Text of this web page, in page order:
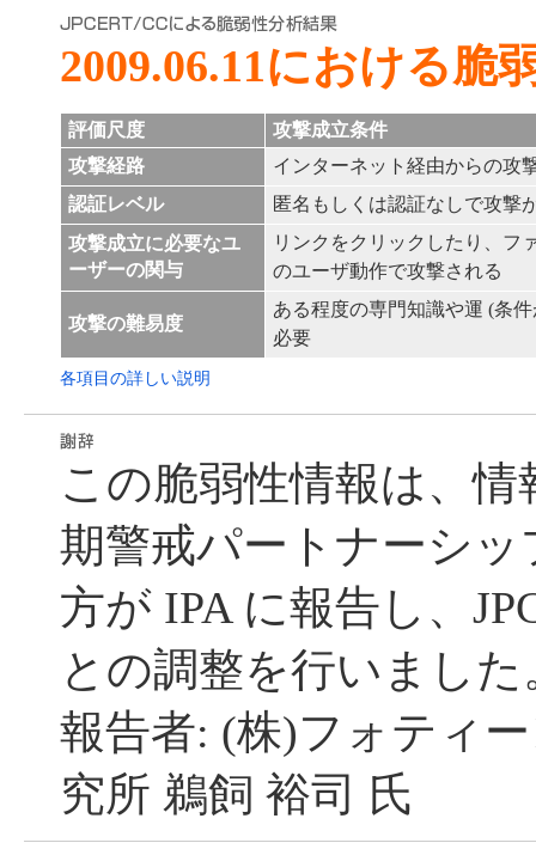
2009.06.11における脆
評価尺度
攻撃成立条件
攻撃経路
インターネット経由からの攻
認証レベル
匿名もしくは認証なしで攻撃
攻撃成立に必要なユ
ーザーの関与
リンクをクリックしたり、フ
のユーザ動作で攻撃される
攻撃の難易度
ある程度の専門知識や運 (条
必要
各項目の詳しい説明
この脆弱性情報は、
期警戒パートナーシ
方が IPA に報告し、
との調整を行いました
報告者: (株)フォティ
究所 鵜飼 裕司 氏